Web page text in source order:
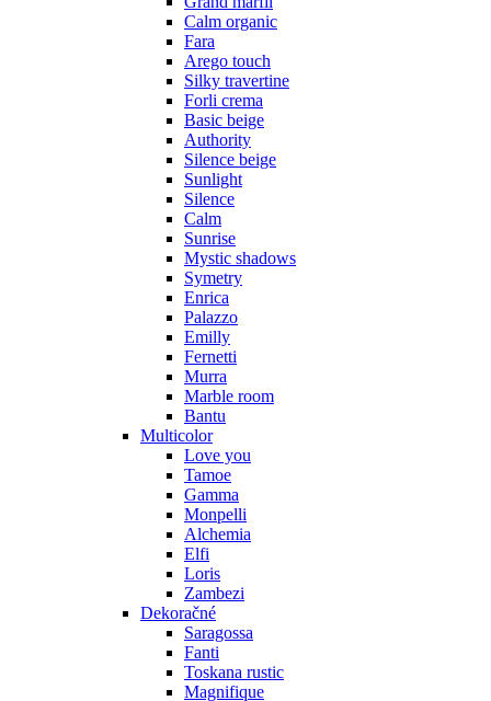
Calm organic
Fara
Arego touch
Silky travertine
Forli crema
Basic beige
Authority
Silence beige
Sunlight
Silence
Calm
Sunrise
Mystic shadows
Symetry
Enrica
Palazzo
Emilly
Fernetti
Murra
Marble room
Bantu
Multicolor
Love you
Tamoe
Gamma
Monpelli
Alchemia
Elfi
Loris
Zambezi
Dekoračné
Saragossa
Fanti
Toskana rustic
Magnifique